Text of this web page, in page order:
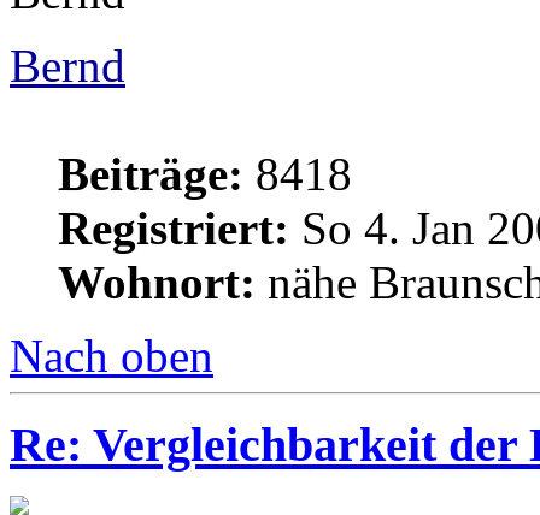
Bernd
Beiträge: 8418
Registriert: So 4. Jan
Wohnort: nähe
Nach oben
Re: Vergleichbarkeit der